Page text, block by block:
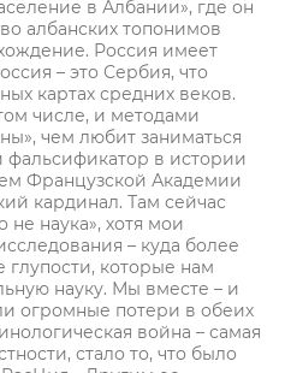
в Албании», где он
албанских топонимов
Россия имеет
– это Сербия, что
картах средних веков.
числе, и методами
чем любит заниматься
в истории
Французской Академии
кардинал. Там сейчас
не наука», хотя мои
– куда более
глупости, которые нам
науку. Мы вместе – и
огромные потери в обеих
война – самая
стало то, что было